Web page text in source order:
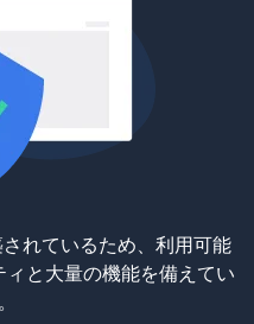
れているため、利用可能
と大量の機能を備えてい